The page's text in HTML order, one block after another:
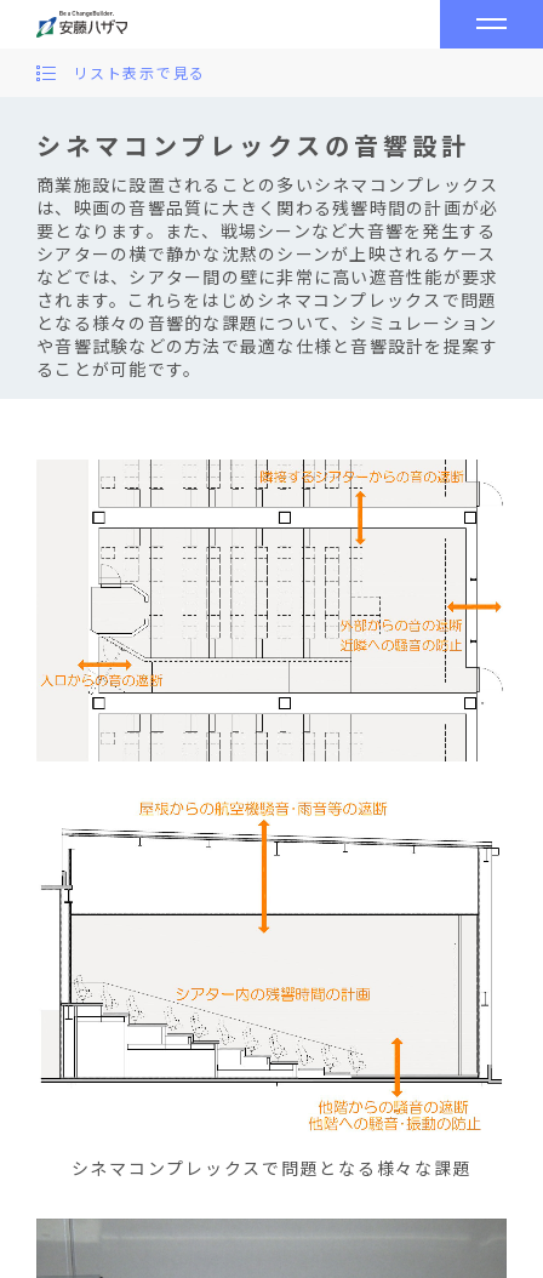
シネマコンプレックスの音響設計
商業施設に設置されることの多いシネマコンプレックス
は、映画の音響品質に大きく関わる残響時間の計画が必
要となります。また、戦場シーンなど大音響を発生する
シアターの横で静かな沈黙のシーンが上映されるケース
などでは、シアター間の壁に非常に高い遮音性能が要求
されます。これらをはじめシネマコンプレックスで問題
となる様々の音響的な課題について、シミュレーション
や音響試験などの方法で最適な仕様と音響設計を提案す
ることが可能です。
リスト表示で見る
シネマコンプレックスで問題となる様々な課題